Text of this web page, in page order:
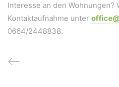
Interesse an den Wohnungen?
Kontaktaufnahme unter
0664/2448838.
© Copyright WeiserLeben -